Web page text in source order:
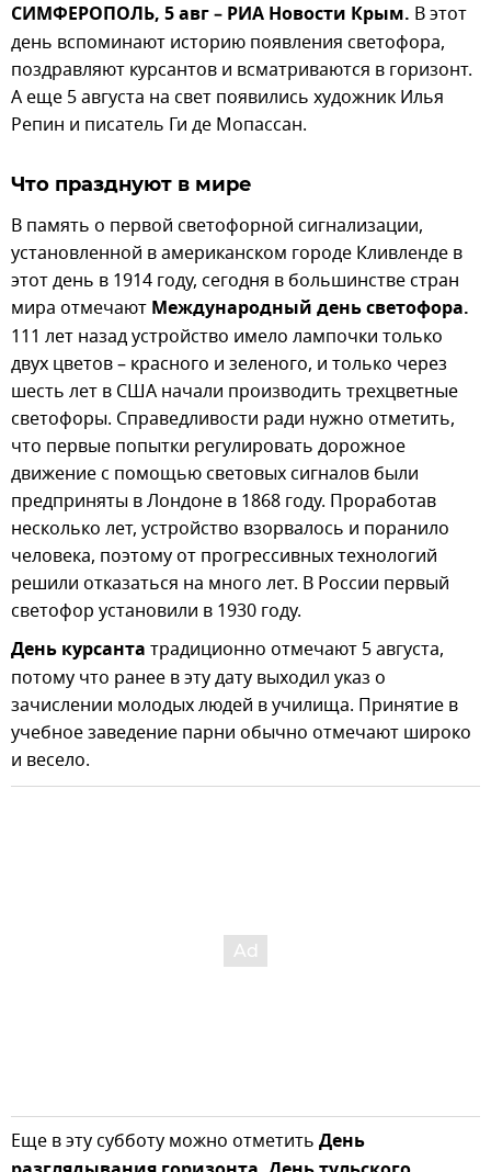
СИМФЕРОПОЛЬ, 5 авг – РИА Новости Крым. В этот
день вспоминают историю появления светофора,
поздравляют курсантов и всматриваются в горизонт.
А еще 5 августа на свет появились художник Илья
Репин и писатель Ги де Мопассан.
Что празднуют в мире
В память о первой светофорной сигнализации,
установленной в американском городе Кливленде в
этот день в 1914 году, сегодня в большинстве стран
мира отмечают Международный день светофора.
111 лет назад устройство имело лампочки только
двух цветов – красного и зеленого, и только через
шесть лет в США начали производить трехцветные
светофоры. Справедливости ради нужно отметить,
что первые попытки регулировать дорожное
движение с помощью световых сигналов были
предприняты в Лондоне в 1868 году. Проработав
несколько лет, устройство взорвалось и поранило
человека, поэтому от прогрессивных технологий
решили отказаться на много лет. В России первый
светофор установили в 1930 году.
День курсанта традиционно отмечают 5 августа,
потому что ранее в эту дату выходил указ о
зачислении молодых людей в училища. Принятие в
учебное заведение парни обычно отмечают широко
и весело.
Еще в эту субботу можно отметить День